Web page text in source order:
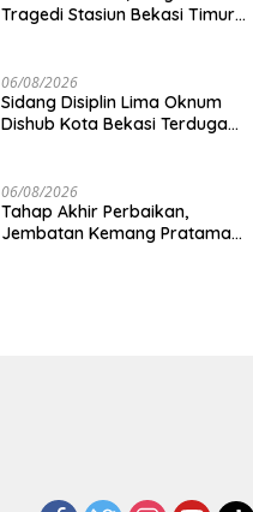
Tragedi Stasiun Bekasi Timur
06/08/2026
Sidang Disiplin Lima Oknum
Dishub Kota Bekasi Terduga
06/08/2026
Tahap Akhir Perbaikan,
Jembatan Kemang Pratama